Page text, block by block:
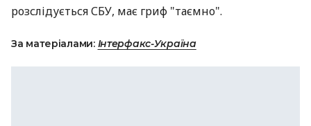
розслідується СБУ, має гриф "таємно".
За матеріалами: Інтерфакс-Україна